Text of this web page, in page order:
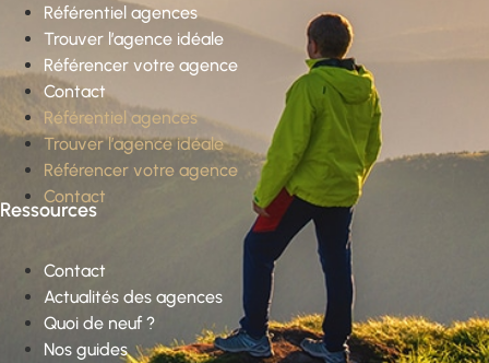
Référentiel agences
Trouver l’agence idéale
Référencer votre agence
Contact
Référentiel agences
Trouver l’agence idéale
Référencer votre agence
Contact
Ressources
Contact
Actualités des agences
Quoi de neuf ?
Nos guides